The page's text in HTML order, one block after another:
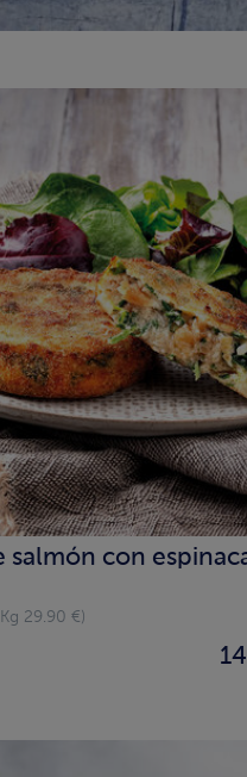
salmón con
29.90 €)